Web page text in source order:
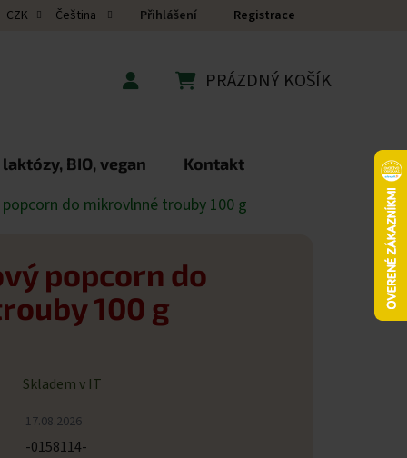
CZK Čeština Přihlášení Registrace
PRÁZDNÝ KOŠÍK
BIO, vegan Kontakt
do mikrovlnné trouby 100 g
popcorn do
100 g
Skladem v IT
17.08.2026
-0158114-